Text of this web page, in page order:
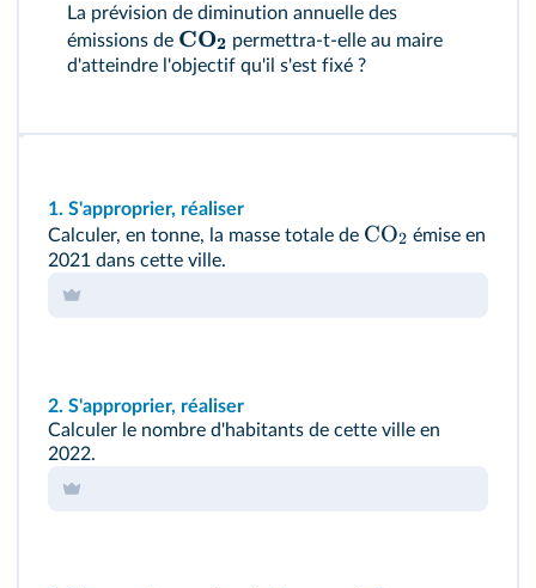
La prévision de diminution annuelle des
émissions de CO2 permettra-t-elle au maire
d'atteindre l'objectif qu'il s'est fixé ?
1. S'approprier, réaliser
Calculer, en tonne, la masse totale de CO2 émise en
2021 dans cette ville.
2. S'approprier, réaliser
Calculer le nombre d'habitants de cette ville en
2022.